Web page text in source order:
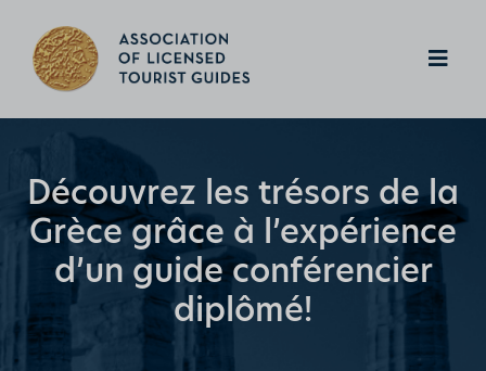
Découvrez les trésors de la
Grèce grâce à l’expérience
d’un guide conférencier
diplômé!